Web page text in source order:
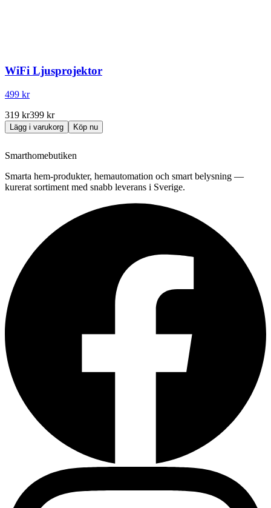
WiFi Ljusprojektor
499 kr
319 kr399 kr
Lägg i varukorg Köp nu
Smarthomebutiken
Smarta hem-produkter, hemautomation och smart belysning —
kurerat sortiment med snabb leverans i Sverige.